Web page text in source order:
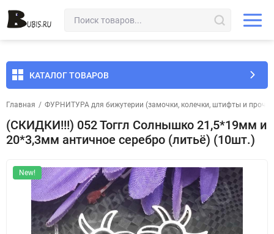
КАТАЛОГ ТОВАРОВ
Главная / ФУРНИТУРА для бижутерии (замочки, колечки, штифты и
(СКИДКИ!!!) 052 Тоггл Солнышко 21,5*19мм и
20*3,3мм античное серебро (литьё) (10шт.)
New!